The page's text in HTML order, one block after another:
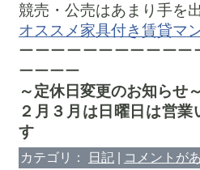
競売・公売はあまり手を
オススメ家具付き賃貸
ーーーーーーーーーー
ーーーー
～定休日変更のお知らせ
２月３月は日曜日は営
す
カテゴリ： 日記 | コメントが